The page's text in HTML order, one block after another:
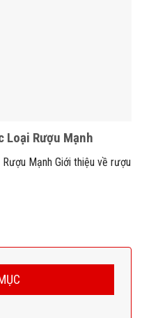
Loại Rượu Mạnh
Mạnh Giới thiệu về rượu